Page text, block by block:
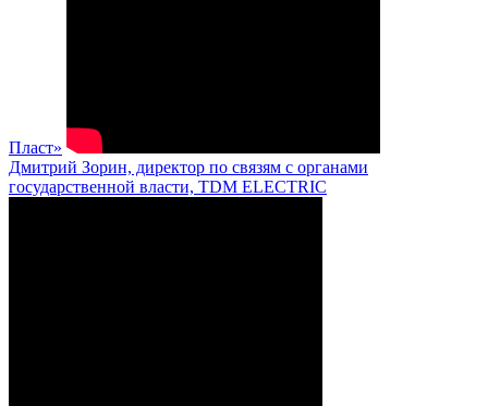
Пласт»
Дмитрий Зорин, директор по связям с органами
государственной власти, TDM ELECTRIC